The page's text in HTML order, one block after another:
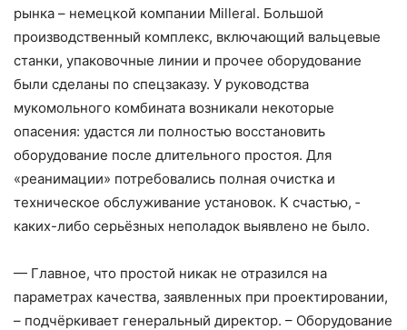
рынка – ​немецкой компании Millerаl. Большой
производственный комплекс, включающий вальцевые
станки, упаковочные линии и прочее оборудование
были сделаны по спецзаказу. У руководства
мукомольного комбината возникали некоторые
опасения: удастся ли полностью восстановить
оборудование после длительного простоя. Для
«реанимации» потребовались полная очистка и
техническое обслуживание установок. К счастью, ­
каких-либо серьёзных неполадок выявлено не было.
— Главное, что простой никак не отразился на
параметрах качества, заявленных при проектировании,
– ​подчёркивает генеральный директор. – ​Оборудование